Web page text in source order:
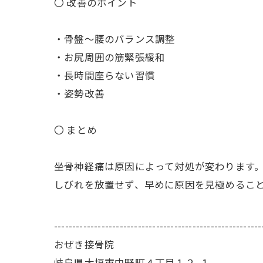
〇 改善のポイント
・骨盤～腰のバランス調整
・お尻周囲の筋緊張緩和
・長時間座らない習慣
・姿勢改善
〇 まとめ
坐骨神経痛は原因によって対処が変わります。
しびれを放置せず、早めに原因を見極めるこ
おぜき接骨院